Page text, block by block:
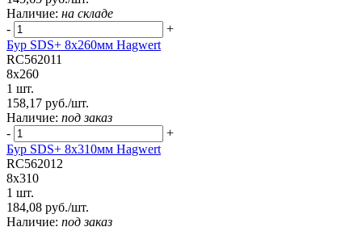
Наличие: на складе
-
+
Бур SDS+ 8х260мм Hagwert
RC562011
8x260
1 шт.
158,17 руб./шт.
Наличие: под заказ
-
+
Бур SDS+ 8х310мм Hagwert
RC562012
8x310
1 шт.
184,08 руб./шт.
Наличие: под заказ